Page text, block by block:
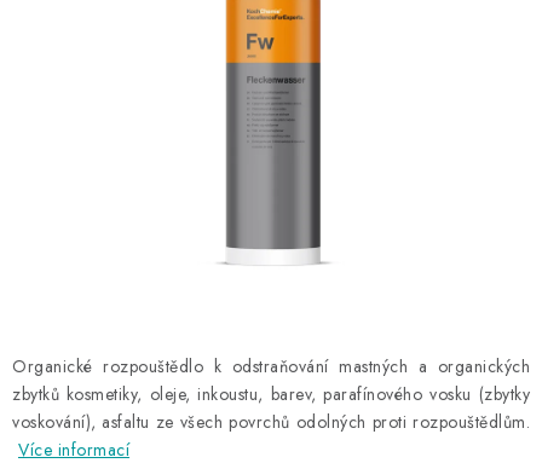
DÁRKOVÉ SADY A POUKAZY
Věrnostní program
Všeobecné obchodní podmínky
Podmínky ochrany osobních údajů
Mapa serveru
Organické rozpouštědlo k odstraňování mastných a organických
zbytků kosmetiky, oleje, inkoustu, barev, parafínového vosku (zbytky
voskování), asfaltu ze všech povrchů odolných proti rozpouštědlům.
Více informací